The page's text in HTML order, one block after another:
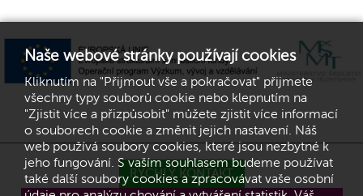
RYCHLÝ KONTAKT
Naše webové stránky používají cookies
Kliknutím na "Přijmout vše a pokračovat" přijmete
všechny typy souborů cookie nebo klepnutím na
"Zjistit více a přizpůsobit" můžete zjistit více informací
o souborech cookie a změnit jejich nastavení. Náš
web používá soubory cookies, které jsou nezbytné k
jeho fungování. S vaším souhlasem budeme používat
také další soubory cookies a zpracovávat vaše osobní